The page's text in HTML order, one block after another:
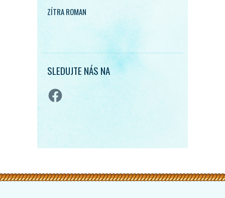
ZÍTRA ROMAN
SLEDUJTE NÁS NA
Facebook